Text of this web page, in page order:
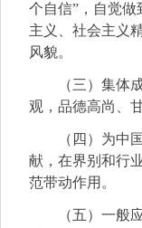
个自信”，自觉做
主义、社会主义
风貌。
（三）集体
观，品德高尚、
（四）为中
献，在界别和行
范带动作用。
（五）一般